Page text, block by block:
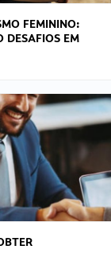
FEMININO:
DESAFIOS EM